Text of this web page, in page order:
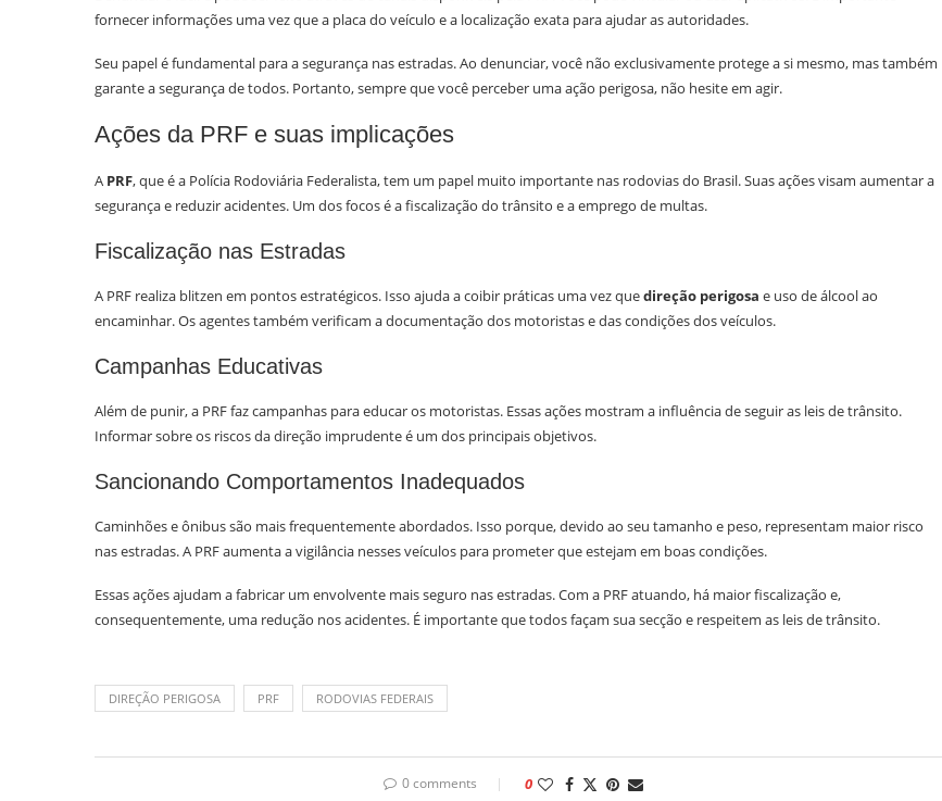
fornecer informações uma vez que a placa do veículo e a localização exata para ajudar as autoridades.
Seu papel é fundamental para a segurança nas estradas. Ao denunciar, você não exclusivamente protege a si mesmo, mas também
garante a segurança de todos. Portanto, sempre que você perceber uma ação perigosa, não hesite em agir.
Ações da PRF e suas implicações
A PRF, que é a Polícia Rodoviária Federalista, tem um papel muito importante nas rodovias do Brasil. Suas ações visam aumentar a
segurança e reduzir acidentes. Um dos focos é a fiscalização do trânsito e a emprego de multas.
Fiscalização nas Estradas
A PRF realiza blitzen em pontos estratégicos. Isso ajuda a coibir práticas uma vez quedireção perigosa e uso de álcool ao
encaminhar. Os agentes também verificam a documentação dos motoristas e das condições dos veículos.
Campanhas Educativas
Além de punir, a PRF faz campanhas para educar os motoristas. Essas ações mostram a influência de seguir as leis de trânsito.
Informar sobre os riscos da direção imprudente é um dos principais objetivos.
Sancionando Comportamentos Inadequados
Caminhões e ônibus são mais frequentemente abordados. Isso porque, devido ao seu tamanho e peso, representam maior risco
nas estradas. A PRF aumenta a vigilância nesses veículos para prometer que estejam em boas condições.
Essas ações ajudam a fabricar um envolvente mais seguro nas estradas. Com a PRF atuando, há maior fiscalização e,
consequentemente, uma redução nos acidentes. É importante que todos façam sua secção e respeitem as leis de trânsito.
DIREÇÃO PERIGOSA PRF RODOVIAS FEDERAIS
0 comments 0